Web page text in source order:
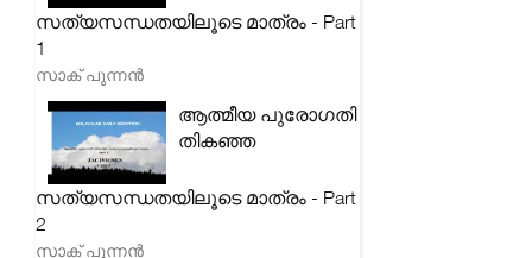
സത്യസന്ധതയിലൂടെ മാത്രം - Part
1
സാക് പുന്നൻ
ആത്മീയ പുരോഗതി
തികഞ്ഞ
സത്യസന്ധതയിലൂടെ മാത്രം - Part
2
സാക് പുന്നൻ